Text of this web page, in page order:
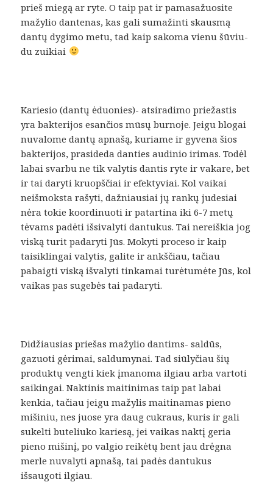
prieš miegą ar ryte. O taip pat ir pamasažuosite
mažylio dantenas, kas gali sumažinti skausmą
dantų dygimo metu, tad kaip sakoma vienu šūviu-
du zuikiai
Kariesio (dantų ėduonies)- atsiradimo priežastis
yra bakterijos esančios mūsų burnoje. Jeigu blogai
nuvalome dantų apnašą, kuriame ir gyvena šios
bakterijos, prasideda danties audinio irimas. Todėl
labai svarbu ne tik valytis dantis ryte ir vakare, bet
ir tai daryti kruopščiai ir efektyviai. Kol vaikai
neišmoksta rašyti, dažniausiai jų rankų judesiai
nėra tokie koordinuoti ir patartina iki 6-7 metų
tėvams padėti išsivalyti dantukus. Tai nereiškia jog
viską turit padaryti Jūs. Mokyti proceso ir kaip
taisiklingai valytis, galite ir ankščiau, tačiau
pabaigti viską išvalyti tinkamai turėtumėte Jūs, kol
vaikas pas sugebės tai padaryti.
Didžiausias priešas mažylio dantims- saldūs,
gazuoti gėrimai, saldumynai. Tad siūlyčiau šių
produktų vengti kiek įmanoma ilgiau arba vartoti
saikingai. Naktinis maitinimas taip pat labai
kenkia, tačiau jeigu mažylis maitinamas pieno
mišiniu, nes juose yra daug cukraus, kuris ir gali
sukelti buteliuko kariesą, jei vaikas naktį geria
pieno mišinį, po valgio reikėtų bent jau drėgna
merle nuvalyti apnašą, tai padės dantukus
išsaugoti ilgiau.